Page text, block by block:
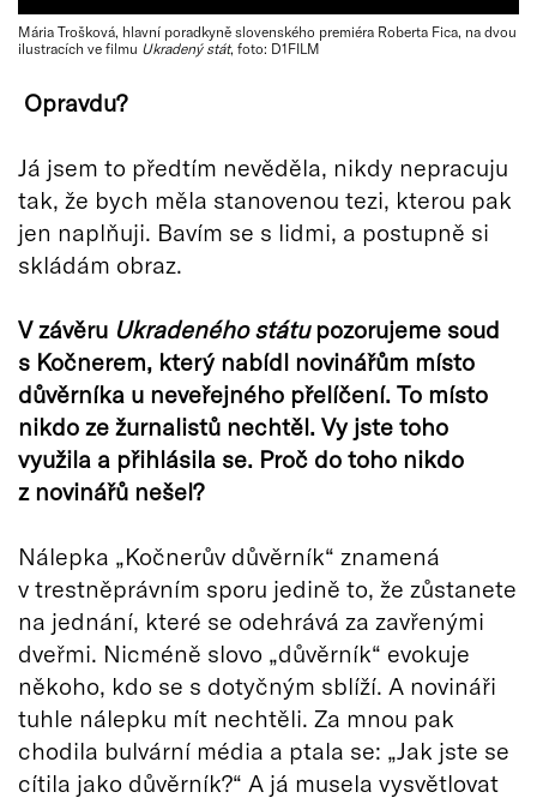
Mária Trošková, hlavní poradkyně slovenského premiéra Roberta Fica, na dvou
ilustracích ve filmu Ukradený stát, foto: D1FILM
Opravdu?
Já jsem to předtím nevěděla, nikdy nepracuju
tak, že bych měla stanovenou tezi, kterou pak
jen naplňuji. Bavím se s lidmi, a postupně si
skládám obraz.
V závěru Ukradeného státupozorujeme soud
s Kočnerem, který nabídl novinářům místo
důvěrníka u neveřejného přelíčení. To místo
nikdo ze žurnalistů nechtěl. Vy jste toho
využila a přihlásila se. Proč do toho nikdo
z novinářů nešel?
Nálepka „Kočnerův důvěrník“ znamená
v trestněprávním sporu jedině to, že zůstanete
na jednání, které se odehrává za zavřenými
dveřmi. Nicméně slovo „důvěrník“ evokuje
někoho, kdo se s dotyčným sblíží. A novináři
tuhle nálepku mít nechtěli. Za mnou pak
chodila bulvární média a ptala se: „Jak jste se
cítila jako důvěrník?“ A já musela vysvětlovat